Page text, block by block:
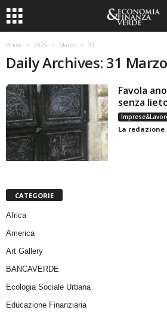
Home 2025 Marzo 31
Daily Archives: 31
Favola
senza
La redazione
CATEGORIE
Africa
America
Art Gallery
BANCAVERDE
Ecologia Sociale Urbana
Educazione Finanziaria